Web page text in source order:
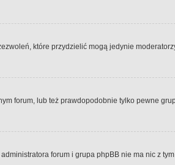
które przydzielić mogą jedynie
forum, lub też prawdopodobnie tylko pewne
forum i grupa phpBB nie ma nic z